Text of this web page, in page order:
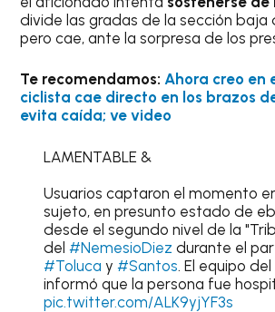
divide las gradas de la sección baja
pero cae, ante la sorpresa de los
Te recomendamos:Ahora creo en
ciclista cae directo en los brazos
evita caída; ve video
LAMENTABLE &
Usuarios captaron el momento
sujeto, en presunto estado de
desde el segundo nivel de la
del #NemesioDiez durante el
#Toluca y #Santos. El equipo del
informó que la persona fue
pic.twitter.com/ALK9yjYF3s